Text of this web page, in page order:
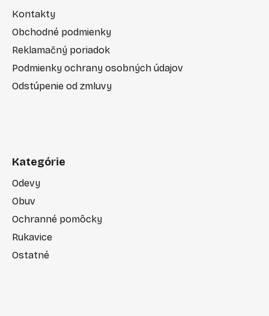
Kontakty
Obchodné podmienky
Reklamačný poriadok
Podmienky ochrany osobných údajov
Odstúpenie od zmluvy
Kategórie
Odevy
Obuv
Ochranné pomôcky
Rukavice
Ostatné